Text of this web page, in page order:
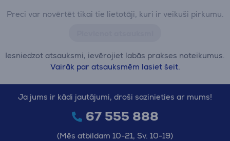
Preci var novērtēt tikai tie lietotāji, kuri ir veikuši pirkumu.
Iesniedzot atsauksmi, ievērojiet labās prakses noteikumus.
Vairāk par atsauksmēm lasiet šeit.
Ja jums ir kādi jautājumi, droši sazinieties ar mums!
67 555 888
(Mēs atbildam 10-21, Sv. 10-19)